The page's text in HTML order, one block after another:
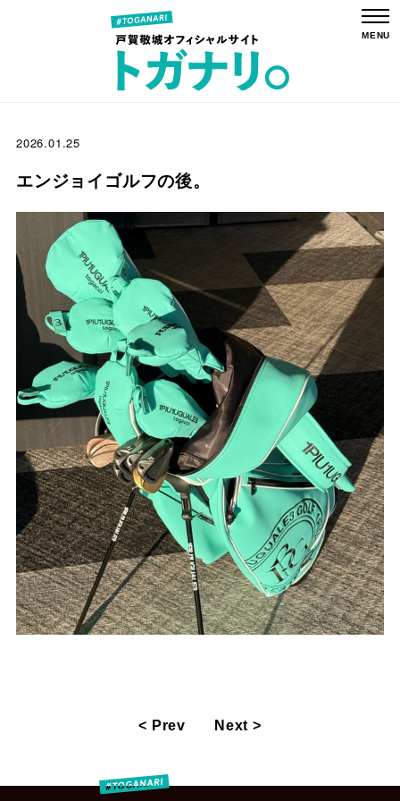
2026.01.25
エンジョイゴルフの後。
< Prev Next >